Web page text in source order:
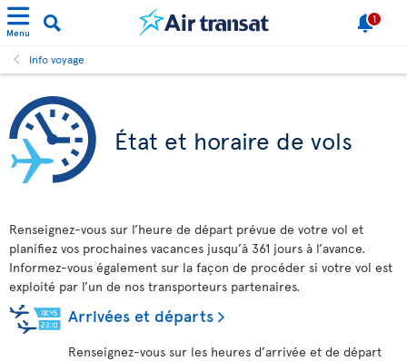
Menu
1
Info voyage
État et horaire de vols
Renseignez-vous sur l’heure de départ prévue de votre vol et
planifiez vos prochaines vacances jusqu’à 361 jours à l’avance.
Informez-vous également sur la façon de procéder si votre vol est
exploité par l’un de nos transporteurs partenaires.
Arrivées et départs
Renseignez-vous sur les heures d’arrivée et de départ